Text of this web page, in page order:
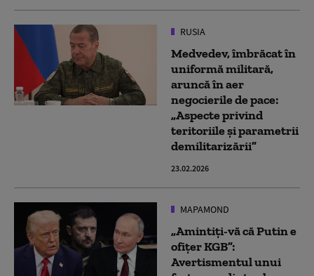
RUSIA
Medvedev, îmbrăcat în
uniformă militară,
aruncă în aer
negocierile de pace:
„Aspecte privind
teritoriile și parametrii
demilitarizării”
23.02.2026
MAPAMOND
„Amintiți-vă că Putin e
ofițer KGB”:
Avertismentul unui